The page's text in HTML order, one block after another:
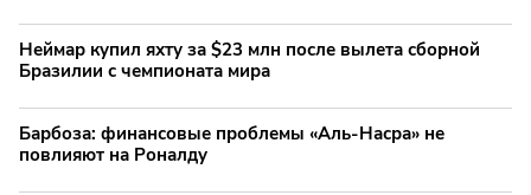
Неймар купил яхту за $23 млн после вылета сборной
Бразилии с чемпионата мира
Барбоза: финансовые проблемы «Аль-Насра» не
повлияют на Роналду